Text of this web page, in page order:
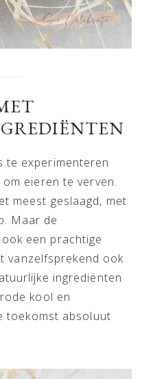
te experimenteren
eieren te verven.
meest geslaagd, met
Maar de
een prachtige
vanzelfsprekend ook
ingrediënten
kool en
toekomst absoluut